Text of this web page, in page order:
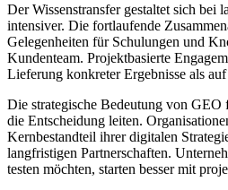
Der Wissenstransfer gestaltet sich bei
intensiver. Die fortlaufende
Gelegenheiten für Schulungen und
Kundenteam. Projektbasierte
Lieferung konkreter Ergebnisse als
Die strategische Bedeutung von GEO
die Entscheidung leiten.
Kernbestandteil ihrer digitalen
langfristigen Partnerschaften.
testen möchten, starten besser mit